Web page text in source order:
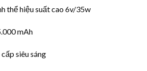
thể hiệu suất cao 6v/35w
mAh
siêu sáng